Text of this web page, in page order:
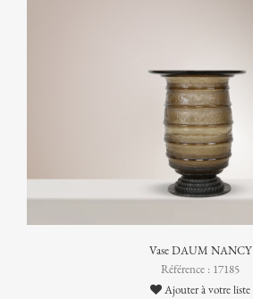
Vase DAUM NANCY
Référence : 17185
Ajouter à votre liste